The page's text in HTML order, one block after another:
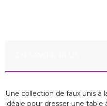
Une collection de faux unis à
idéale pour dresser une